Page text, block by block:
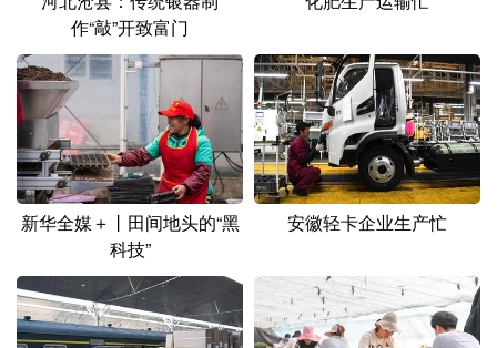
陕西 甘肃
新疆 内蒙古 黑龙江
多语种频道
English Español Français عربى
Русский язык
Deutsch Português
作“敲”开致富门
新华全媒＋丨田间地头的“黑
科技”
安徽轻卡企业生产忙